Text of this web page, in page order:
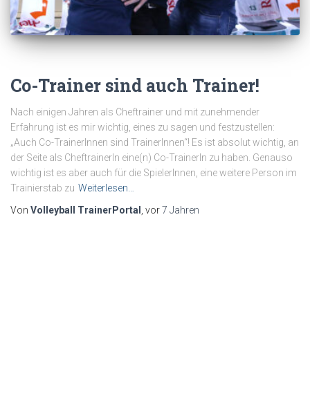
Co-Trainer sind auch Trainer!
Nach einigen Jahren als Cheftrainer und mit zunehmender
Erfahrung ist es mir wichtig, eines zu sagen und festzustellen:
„Auch Co-TrainerInnen sind TrainerInnen“! Es ist absolut wichtig, an
der Seite als CheftrainerIn eine(n) Co-TrainerIn zu haben. Genauso
wichtig ist es aber auch für die SpielerInnen, eine weitere Person im
Trainierstab zu Weiterlesen…
Von Volleyball TrainerPortal , vor7 Jahren